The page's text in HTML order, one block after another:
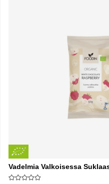
Vadelmia Valkoisessa